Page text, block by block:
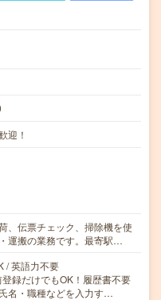
迎！
、伝票チェック、掃除機を使
運搬の業務です。最寄駅…
/ 英語力不要
録だけでもOK！履歴書不要
名・職種などを入力す…